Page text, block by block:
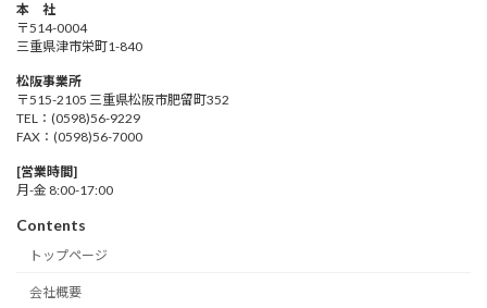
本 社
〒514-0004
三重県津市栄町1-840
松阪事業所
〒515-2105 三重県松阪市肥留町352
TEL：(0598)56-9229
FAX：(0598)56-7000
[営業時間]
月-金 8:00-17:00
Contents
トップページ
会社概要